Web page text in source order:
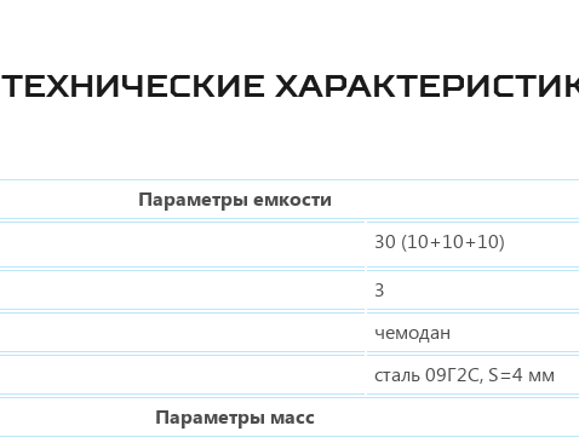
ТЕХНИЧЕСКИЕ
Параметры емкости
30 (10+10+10)
3
чемодан
сталь 09Г2С, S=4 мм
Параметры масс